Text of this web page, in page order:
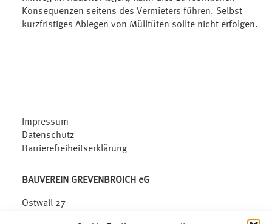
Konsequenzen seitens des Vermieters führen. Selbst
kurzfristiges Ablegen von Mülltüten sollte nicht erfolgen.
Impressum
Datenschutz
Barrierefreiheitserklärung
BAUVEREIN GREVENBROICH eG
Ostwall 27